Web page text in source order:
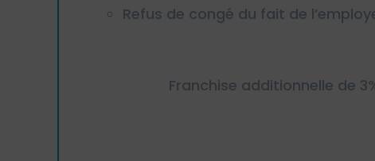
Refus de congé du fait de
Franchise additionnelle de